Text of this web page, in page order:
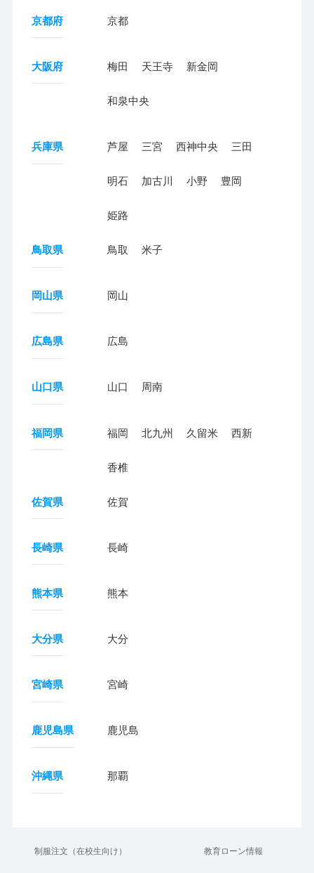
京都府 京都
大阪府 梅田 天王寺 新金岡
和泉中央
兵庫県 芦屋 三宮 西神中央 三田
明石 加古川 小野 豊岡
姫路
鳥取県 鳥取 米子
岡山県 岡山
広島県 広島
山口県 山口 周南
福岡県 福岡 北九州 久留米 西新
香椎
佐賀県 佐賀
長崎県 長崎
熊本県 熊本
大分県 大分
宮崎県 宮崎
鹿児島県 鹿児島
沖縄県 那覇
制服注文（在校生向け） 教育ローン情報